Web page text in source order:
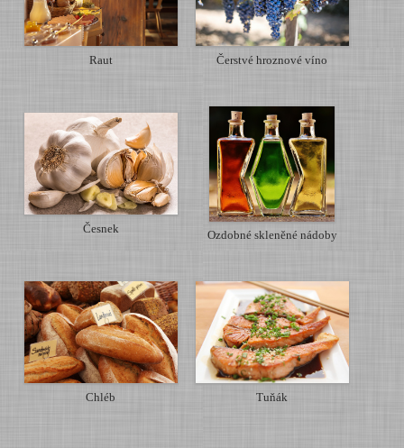
Raut Čerstvé hroznové víno
Česnek Ozdobné skleněné nádoby
Chléb Tuňák